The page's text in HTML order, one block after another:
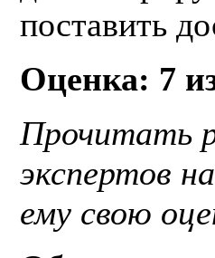
поставить
Оценка: 7
Прочитать
экспертов
ему свою